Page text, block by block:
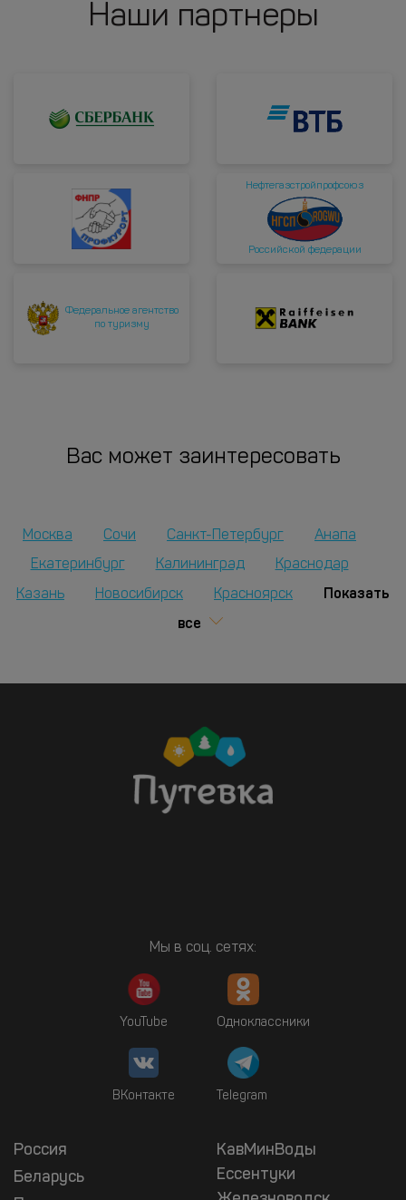
Наши партнеры
Нефтегазстройпрофсоюз
Российской федерации
Федеральное агентство
по туризму
Вас может заинтересовать
Москва Сочи Санкт-Петербург
Анапа
Екатеринбург
Калининград Краснодар
Казань Новосибирск Красноярск
Показать
все
Мы в соц. сетях:
YouTube Одноклассники
ВКонтакте Telegram
Россия
Беларусь
КавМинВоды
Ессентуки